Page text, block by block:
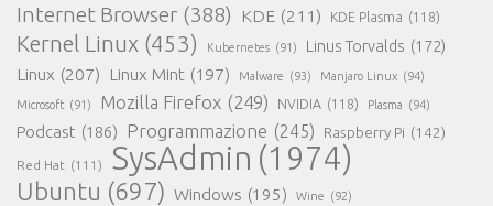
Internet Browser (388) KDE (211) KDE Plasma (118)
Kernel Linux (453) Kubernetes (91) Linus Torvalds (172)
Linux (207) Linux Mint (197) Malware (93) Manjaro Linux (94)
Microsoft (91) Mozilla Firefox (249) NVIDIA (118) Plasma (94)
Podcast (186) Programmazione (245) Raspberry Pi (142)
Red Hat (111) SysAdmin (1974)
Ubuntu (697) Windows (195) Wine (92)